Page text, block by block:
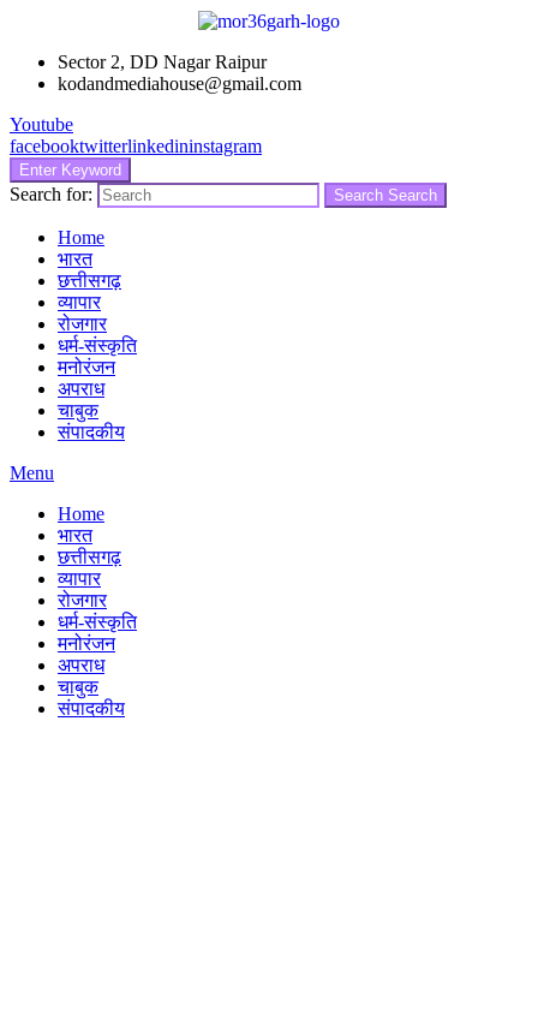
Sector 2, DD Nagar Raipur
kodandmediahouse@gmail.com
Youtube
facebooktwitterlinkedininstagram
Enter Keyword
Search for: Search Search
Home
भारत
छत्तीसगढ़
व्यापार
रोजगार
धर्म-संस्कृति
मनोरंजन
अपराध
चाबुक
संपादकीय
Menu
Home
भारत
छत्तीसगढ़
व्यापार
रोजगार
धर्म-संस्कृति
मनोरंजन
अपराध
चाबुक
संपादकीय